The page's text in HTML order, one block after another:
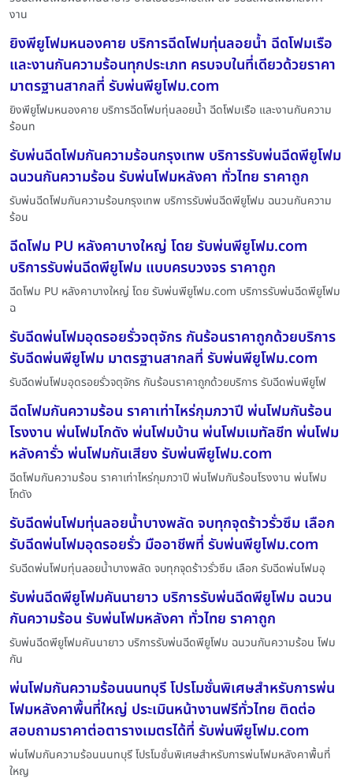
งาน
ยิงพียูโฟมหนองคาย บริการฉีดโฟมทุ่นลอยน้ำ ฉีดโฟมเรือ
และงานกันความร้อนทุกประเภท ครบจบในที่เดียวด้วยราคา
มาตรฐานสากลที่ รับพ่นพียูโฟม.com
ยิงพียูโฟมหนองคาย บริการฉีดโฟมทุ่นลอยน้ำ ฉีดโฟมเรือ และงานกันความ
ร้อนท
รับพ่นฉีดโฟมกันความร้อนกรุงเทพ บริการรับพ่นฉีดพียูโฟม
ฉนวนกันความร้อน รับพ่นโฟมหลังคา ทั่วไทย ราคาถูก
รับพ่นฉีดโฟมกันความร้อนกรุงเทพ บริการรับพ่นฉีดพียูโฟม ฉนวนกันความ
ร้อน
ฉีดโฟม PU หลังคาบางใหญ่ โดย รับพ่นพียูโฟม.com
บริการรับพ่นฉีดพียูโฟม แบบครบวงจร ราคาถูก
ฉีดโฟม PU หลังคาบางใหญ่ โดย รับพ่นพียูโฟม.com บริการรับพ่นฉีดพียูโฟม
ฉ
รับฉีดพ่นโฟมอุดรอยรั่วจตุจักร กันร้อนราคาถูกด้วยบริการ
รับฉีดพ่นพียูโฟม มาตรฐานสากลที่ รับพ่นพียูโฟม.com
รับฉีดพ่นโฟมอุดรอยรั่วจตุจักร กันร้อนราคาถูกด้วยบริการ รับฉีดพ่นพียูโฟ
ฉีดโฟมกันความร้อน ราคาเท่าไหร่กุมภวาปี พ่นโฟมกันร้อน
โรงงาน พ่นโฟมโกดัง พ่นโฟมบ้าน พ่นโฟมเมทัลชีท พ่นโฟม
หลังคารั่ว พ่นโฟมกันเสียง รับพ่นพียูโฟม.com
ฉีดโฟมกันความร้อน ราคาเท่าไหร่กุมภวาปี พ่นโฟมกันร้อนโรงงาน พ่นโฟม
โกดัง
รับฉีดพ่นโฟมทุ่นลอยน้ำบางพลัด จบทุกจุดร้าวรั่วซึม เลือก
รับฉีดพ่นโฟมอุดรอยรั่ว มืออาชีพที่ รับพ่นพียูโฟม.com
รับฉีดพ่นโฟมทุ่นลอยน้ำบางพลัด จบทุกจุดร้าวรั่วซึม เลือก รับฉีดพ่นโฟมอุ
รับพ่นฉีดพียูโฟมคันนายาว บริการรับพ่นฉีดพียูโฟม ฉนวน
กันความร้อน รับพ่นโฟมหลังคา ทั่วไทย ราคาถูก
รับพ่นฉีดพียูโฟมคันนายาว บริการรับพ่นฉีดพียูโฟม ฉนวนกันความร้อน โฟม
กัน
พ่นโฟมกันความร้อนนนทบุรี โปรโมชั่นพิเศษสำหรับการพ่น
โฟมหลังคาพื้นที่ใหญ่ ประเมินหน้างานฟรีทั่วไทย ติดต่อ
สอบถามราคาต่อตารางเมตรได้ที่ รับพ่นพียูโฟม.com
พ่นโฟมกันความร้อนนนทบุรี โปรโมชั่นพิเศษสำหรับการพ่นโฟมหลังคาพื้นที่
ใหญ